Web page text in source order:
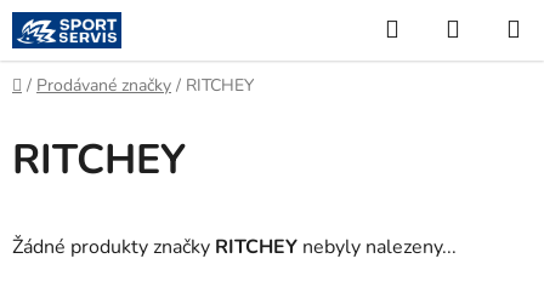
Přejít
na
obsah
Hledat
KOŠÍK
Domů
/ Prodávané značky / RITCHEY
RITCHEY
Žádné produkty značky RITCHEY nebyly nalezeny...